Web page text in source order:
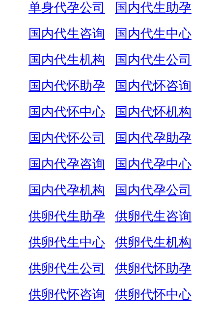
单身代孕公司
国内代生助孕
国内代生咨询
国内代生中心
国内代生机构
国内代生公司
国内代怀助孕
国内代怀咨询
国内代怀中心
国内代怀机构
国内代怀公司
国内代孕助孕
国内代孕咨询
国内代孕中心
国内代孕机构
国内代孕公司
供卵代生助孕
供卵代生咨询
供卵代生中心
供卵代生机构
供卵代生公司
供卵代怀助孕
供卵代怀咨询
供卵代怀中心